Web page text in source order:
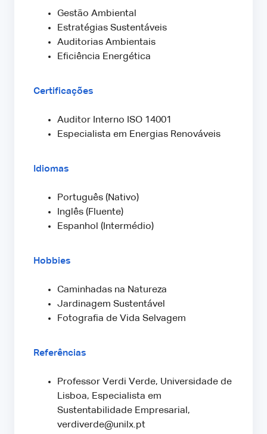
Gestão Ambiental
Estratégias Sustentáveis
Auditorias Ambientais
Eficiência Energética
Certificações
Auditor Interno ISO 14001
Especialista em Energias Renováveis
Idiomas
Português (Nativo)
Inglês (Fluente)
Espanhol (Intermédio)
Hobbies
Caminhadas na Natureza
Jardinagem Sustentável
Fotografia de Vida Selvagem
Referências
Professor Verdi Verde, Universidade de
Lisboa, Especialista em
Sustentabilidade Empresarial,
verdiverde@unilx.pt